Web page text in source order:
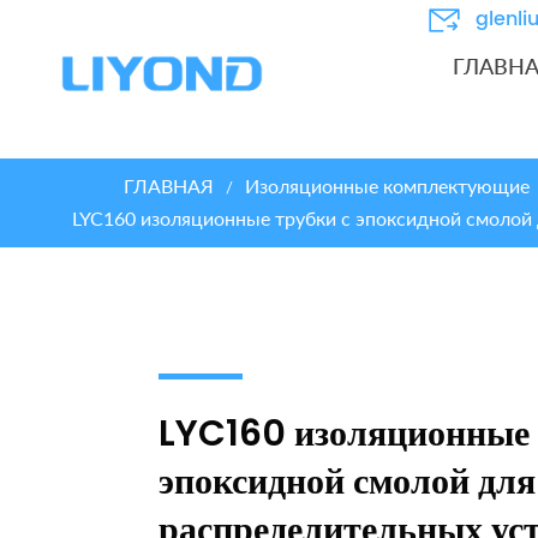
ГЛАВНАЯ / Изоляционные комплектующие
LYC160 изоляционные трубки с эпоксидной
LYC160 изоляционные
эпоксидной смолой для